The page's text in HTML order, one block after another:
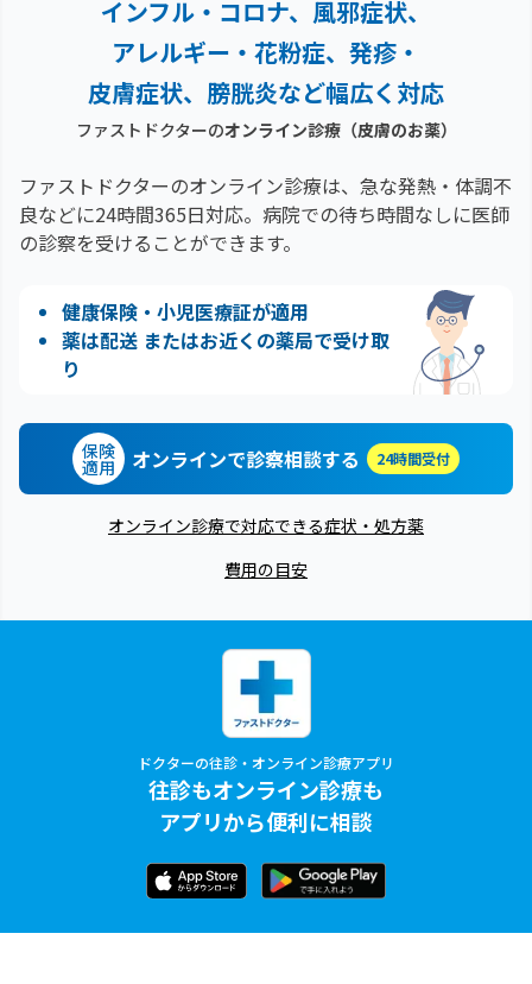
インフル・コロナ、風邪症状、
アレルギー・花粉症、 発疹・
皮膚症状、膀胱炎など幅広く対応
ファストドクターのオンライン診療（皮膚のお薬）
ファストドクターのオンライン診療は、急な発熱・体調不
良などに24時間365日対応。 病院での待ち時間なしに医師
の診察を受けることができます。
健康保険・小児医療証が適用
薬は配送 またはお近くの薬局で受け取
り
保険
適用 オンラインで診察相談する 24時間受付
オンライン診療で対応できる症状・処方薬
費用の目安
ドクターの往診・オンライン診療アプリ
往診もオンライン診療も
アプリから便利に相談